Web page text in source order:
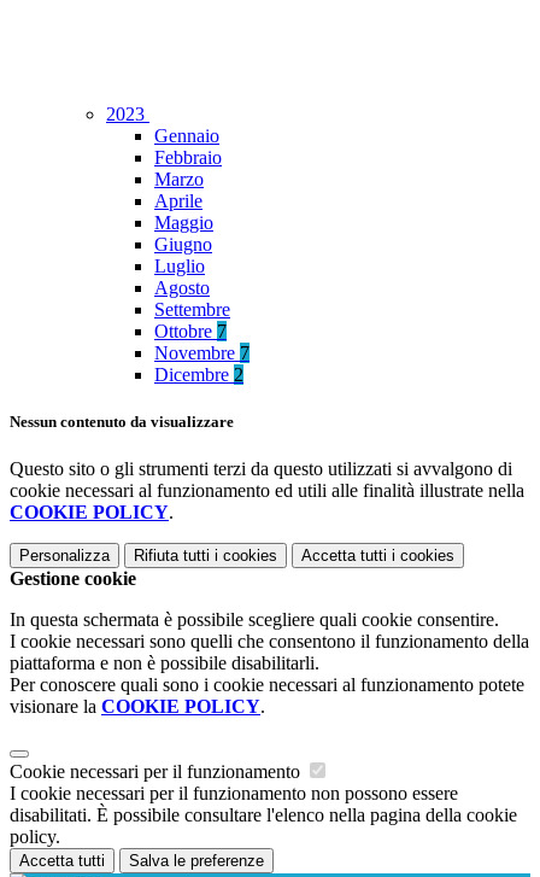
2023
Gennaio
Febbraio
Marzo
Aprile
Maggio
Giugno
Luglio
Agosto
Settembre
Ottobre 7
Novembre 7
Dicembre 2
Nessun contenuto da visualizzare
Questo sito o gli strumenti terzi da questo utilizzati si avvalgono di
cookie necessari al funzionamento ed utili alle finalità illustrate nella
COOKIE POLICY.
Personalizza Rifiuta tutti i cookies Accetta tutti i cookies
Gestione cookie
In questa schermata è possibile scegliere quali cookie consentire.
I cookie necessari sono quelli che consentono il funzionamento della
piattaforma e non è possibile disabilitarli.
Per conoscere quali sono i cookie necessari al funzionamento potete
visionare la COOKIE POLICY.
Cookie necessari per il funzionamento
I cookie necessari per il funzionamento non possono essere
disabilitati. È possibile consultare l'elenco nella pagina della cookie
policy.
Accetta tutti Salva le preferenze